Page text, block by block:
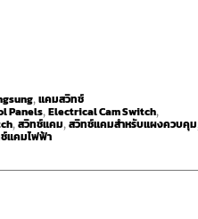
,แคมสวิทช์
Panels,Electrical Cam Switch,
,สวิทช์แคม,สวิทช์แคมสำหรับแผงควบคุม
แคมไฟฟ้า